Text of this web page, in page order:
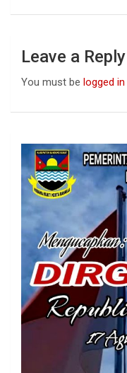
Leave a Reply
You must be logged in